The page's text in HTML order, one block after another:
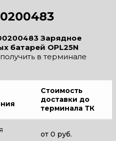
Зарядное
батарей OPL25N
в терминале
Стоимость
доставки до
терминала ТК
от 0 руб.